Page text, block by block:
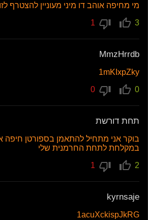
מי מחיפה אוהב דו מיני מעוניין להצטרף
3
MmzHrrdb
1mKIxpZky
0
תחת דורשת
בוקר אני מתחיל להתאמן בספורטן חיפה
במקלחת לתחת החרמנית שלי
2
kyrnsaje
1acuXckispJkRG